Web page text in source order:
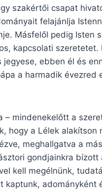
szakértői csapat
felajánlja
Másfelől pedig Isten
kapcsolati szeretetet.
ebben él és
a harmadik évezred
mindenekelőtt a
hogy a Lélek alakítson
meghallgatva a
gondjainkra
kell megélnünk,
kaptunk, adományként